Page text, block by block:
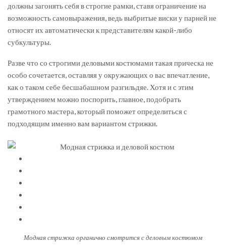
должны загонять себя в строгие рамки, ставя ограничение на
возможность самовыражения, ведь выбритые виски у парней не
относят их автоматически к представителям какой-либо
субкультуры.
Разве что со строгими деловыми костюмами такая прическа не
особо сочетается, оставляя у окружающих о вас впечатление,
как о таком себе бесшабашном разгильдяе. Хотя и с этим
утверждением можно поспорить, главное, подобрать
грамотного мастера, который поможет определиться с
подходящим именно вам вариантом стрижки.
Модная стрижка органично смотрится с деловым костюмом